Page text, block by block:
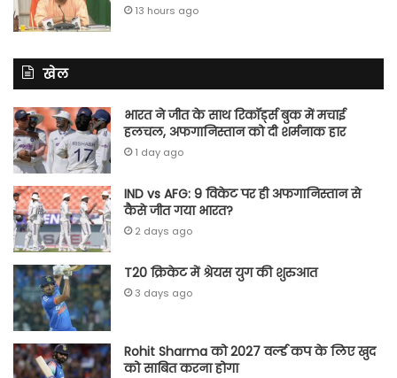
13 hours ago
खेल
भारत ने जीत के साथ रिकॉर्ड्स बुक में मचाई
हलचल, अफगानिस्तान को दी शर्मनाक हार
1 day ago
IND vs AFG: 9 विकेट पर ही अफगानिस्तान से
कैसे जीत गया भारत?
2 days ago
T20 क्रिकेट में श्रेयस युग की शुरुआत
3 days ago
Rohit Sharma को 2027 वर्ल्‍ड कप के लिए खुद
को साबित करना होगा